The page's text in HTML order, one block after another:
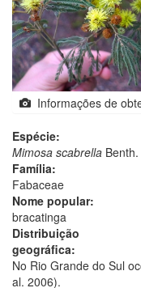
Informações de
Espécie:
Mimosa scabrella Benth.
Família:
Fabaceae
Nome popular:
bracatinga
Distribuição
geográfica:
No Rio Grande do Sul
al. 2006).